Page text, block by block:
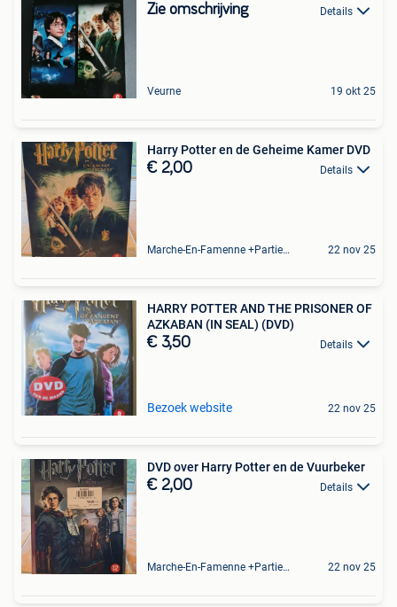
Zie omschrijving Details
Veurne 19 okt 25
Harry Potter en de Geheime Kamer DVD
€ 2,00 Details
Marche-En-Famenne +Partie De Baillonville Et Noiseux 22 nov 25
HARRY POTTER AND THE PRISONER OF
AZKABAN (IN SEAL) (DVD)
€ 3,50 Details
Bezoek website 22 nov 25
DVD over Harry Potter en de Vuurbeker
€ 2,00 Details
Marche-En-Famenne +Partie De Baillonville Et Noiseux 22 nov 25